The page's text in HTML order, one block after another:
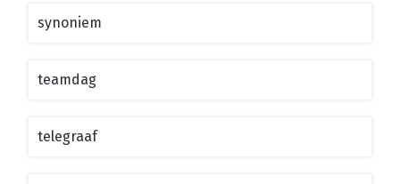
synoniem
teamdag
telegraaf